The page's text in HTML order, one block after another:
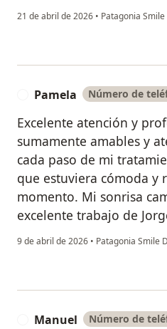
21 de abril de 2026 • Patagonia
Pamela Número de
Excelente atención y
sumamente amables y
cada paso de mi
que estuviera cómoda y
momento. Mi sonrisa
excelente trabajo de
9 de abril de 2026 • Patagonia Smile
Manuel Número de